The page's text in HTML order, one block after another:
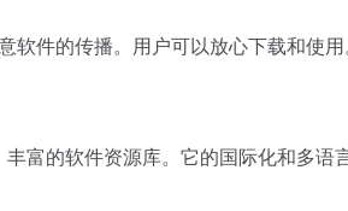
件的传播。用户可以放心下载和使用
富的软件资源库。它的国际化和多